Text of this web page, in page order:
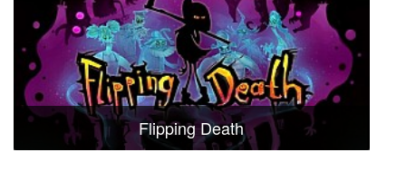
Flipping Death